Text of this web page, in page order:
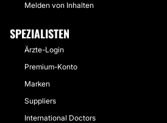
Melden von Inhalten
SPEZIALISTEN
Ärzte-Login
Premium-Konto
Marken
Suppliers
International Doctors